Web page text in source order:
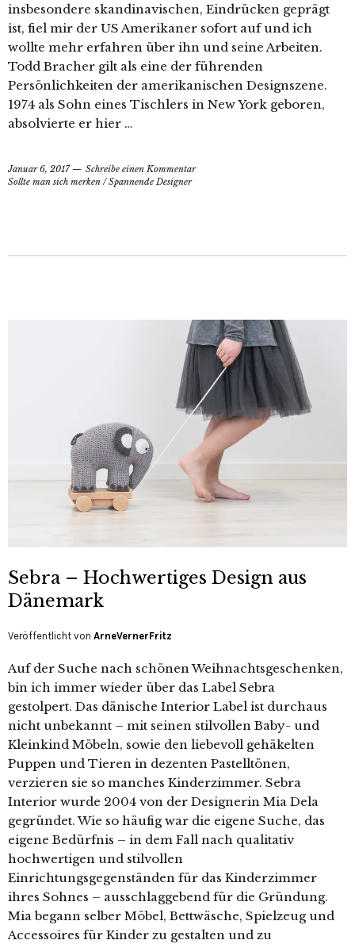
insbesondere skandinavischen, Eindrücken geprägt
ist, fiel mir der US Amerikaner sofort auf und ich
wollte mehr erfahren über ihn und seine Arbeiten.
Todd Bracher gilt als eine der führenden
Persönlichkeiten der amerikanischen Designszene.
1974 als Sohn eines Tischlers in New York geboren,
absolvierte er hier …
Januar 6, 2017
Schreibe einen Kommentar
Sollte man sich merken /Spannende Designer
Sebra – Hochwertiges Design aus
Dänemark
Veröffentlicht von ArneVernerFritz
Auf der Suche nach schönen Weihnachtsgeschenken,
bin ich immer wieder über das Label Sebra
gestolpert. Das dänische Interior Label ist durchaus
nicht unbekannt – mit seinen stilvollen Baby- und
Kleinkind Möbeln, sowie den liebevoll gehäkelten
Puppen und Tieren in dezenten Pastelltönen,
verzieren sie so manches Kinderzimmer. Sebra
Interior wurde 2004 von der Designerin Mia Dela
gegründet. Wie so häufig war die eigene Suche, das
eigene Bedürfnis – in dem Fall nach qualitativ
hochwertigen und stilvollen
Einrichtungsgegenständen für das Kinderzimmer
ihres Sohnes – ausschlaggebend für die Gründung.
Mia begann selber Möbel, Bettwäsche, Spielzeug und
Accessoires für Kinder zu gestalten und zu